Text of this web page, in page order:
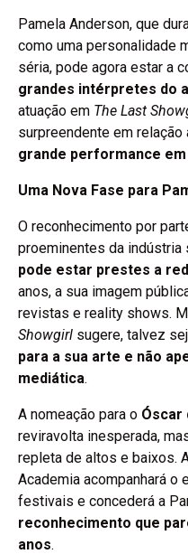
Pamela Anderson, que
como uma personalidade
séria, pode agora estar a
grandes intérpretes do
atuação em The Last
surpreendente em
grande performance
Uma Nova Fase para
O reconhecimento por
proeminentes da indústria
pode estar prestes a
anos, a sua imagem
revistas e reality shows.
Showgirl sugere, talvez
para a sua arte e não
mediática.
A nomeação para o Óscar
reviravolta inesperada,
repleta de altos e baixos.
Academia acompanhará o
festivais e concederá a
reconhecimento que
anos.